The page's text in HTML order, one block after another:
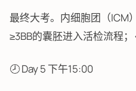
最终大考。内细胞团（ICM
≥3BB的囊胚进入活检流程
🕗 Day 5 下午15:00